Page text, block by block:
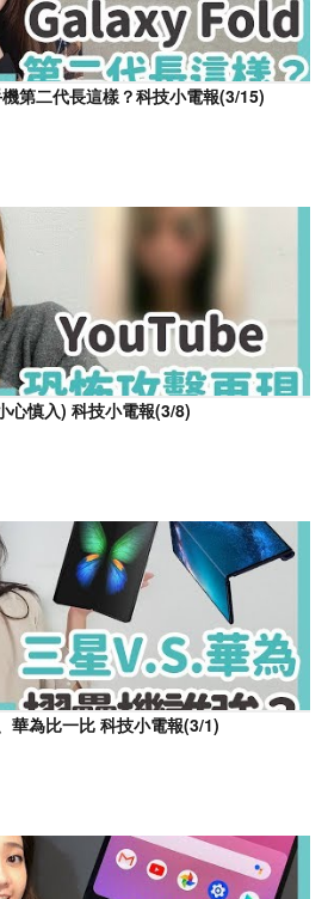
第二代長這樣？科技小電報(3/15)
心慎入) 科技小電報(3/8)
華為比一比 科技小電報(3/1)